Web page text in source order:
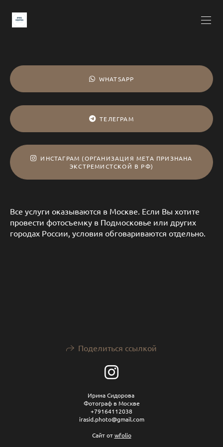
WHATSAPP
ТЕЛЕГРАМ
ИНСТАГРАМ (ОРГАНИЗАЦИЯ META ПРИЗНАНА
ЭКСТРЕМИСТСКОЙ В РФ)
Все услуги оказываются в Москве. Если Вы хотите
провести фотосъемку в Подмосковье или других
городах России, условия обговариваются отдельно.
Поделиться ссылкой
Ирина Сидорова
Фотограф в Москве
+79164112038
irasid.photo@gmail.com
Сайт отwfolio